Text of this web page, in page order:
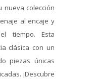
nueva colección
al encaje y
tiempo. Esta
clásica con un
piezas únicas
¡Descubre